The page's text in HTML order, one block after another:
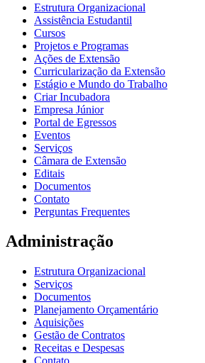
Estrutura Organizacional
Assistência Estudantil
Cursos
Projetos e Programas
Ações de Extensão
Curricularização da Extensão
Estágio e Mundo do Trabalho
Criar Incubadora
Empresa Júnior
Portal de Egressos
Eventos
Serviços
Câmara de Extensão
Editais
Documentos
Contato
Perguntas Frequentes
Administração
Estrutura Organizacional
Serviços
Documentos
Planejamento Orçamentário
Aquisições
Gestão de Contratos
Receitas e Despesas